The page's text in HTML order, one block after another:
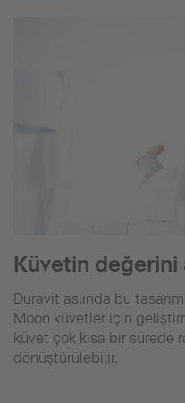
Küvetin değerini
Duravit aslında bu
Moon küvetler için
küvet çok kısa bir
dönüştürülebilir.